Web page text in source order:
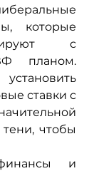
которые
с
планом.
ставки с
чтобы
финансы и